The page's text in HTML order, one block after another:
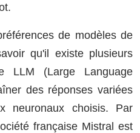
de modèles de
qu'il existe plusieurs
LLM (Large Language
des réponses variées
neuronaux choisis. Par
française Mistral est